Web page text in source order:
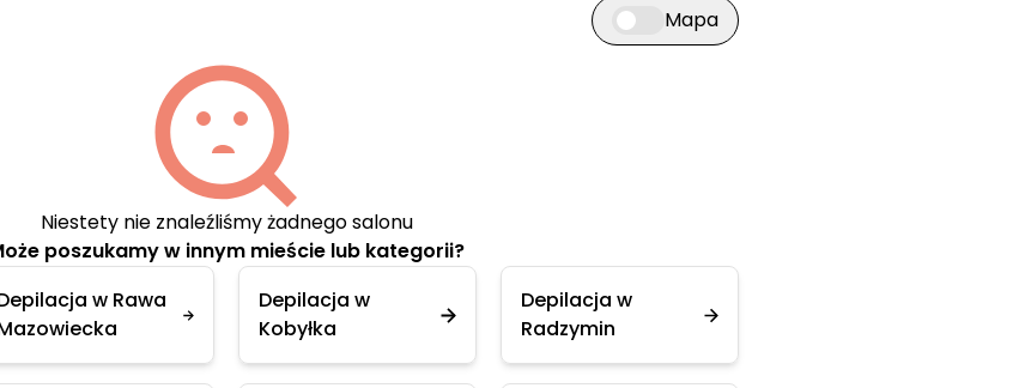
Przełącz widok mapy
Mapa
Niestety nie znaleźliśmy żadnego salonu
poszukamy w innym mieście lub kategorii?
w Rawa
Depilacja w
Kobyłka
Depilacja w
Radzymin